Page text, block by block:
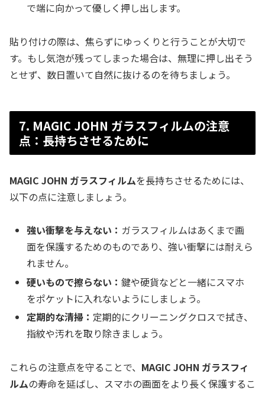
で端に向かって優しく押し出します。
貼り付けの際は、焦らずにゆっくりと行うことが大切で
す。もし気泡が残ってしまった場合は、無理に押し出そう
とせず、数日置いて自然に抜けるのを待ちましょう。
7. MAGIC JOHN ガラスフィルムの注意
点：長持ちさせるために
MAGIC JOHN ガラスフィルムを長持ちさせるためには、
以下の点に注意しましょう。
強い衝撃を与えない： ガラスフィルムはあくまで画
面を保護するためのものであり、強い衝撃には耐えら
れません。
硬いもので擦らない：鍵や硬貨などと一緒にスマホ
をポケットに入れないようにしましょう。
定期的な清掃： 定期的にクリーニングクロスで拭き、
指紋や汚れを取り除きましょう。
これらの注意点を守ることで、 MAGIC JOHN ガラスフィ
ルムの寿命を延ばし、スマホの画面をより長く保護するこ